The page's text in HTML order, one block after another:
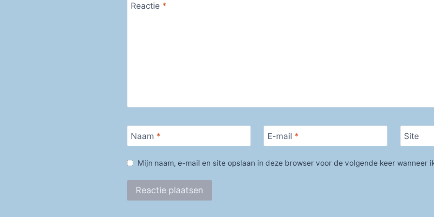
Reactie *
Naam * E-mail * Site
Mijn naam, e-mail en site opslaan in deze browser voor de volgende keer wanneer